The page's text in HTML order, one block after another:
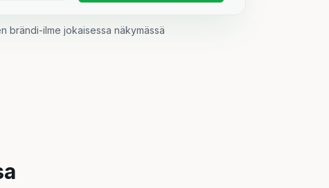
brändi-ilme jokaisessa näkymässä